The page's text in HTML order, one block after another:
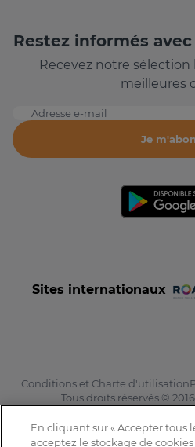
Restez informés
Recevez notre
meilleures
Adresse e-mail
Je
Sites internationaux
Conditions et Charte d'utilisation
Tous droits réservés ©
En cliquant sur « Accepter tous
acceptez le stockage de